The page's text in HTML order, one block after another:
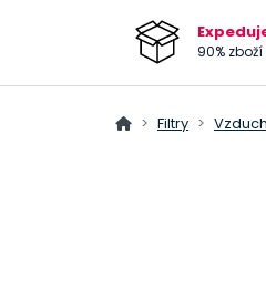
90% zboží
Filtry